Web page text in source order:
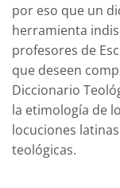
por eso que un
herramienta
profesores de
que deseen
Diccionario
la etimología de
locuciones
teológicas.